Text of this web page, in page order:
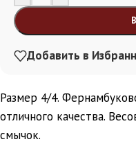
Добавить в
Размер 4/4.
отличного качества.
смычок.